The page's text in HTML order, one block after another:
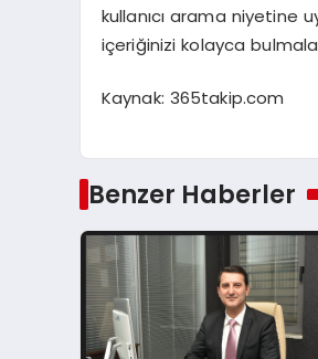
kullanıcı arama niyetine
içeriğinizi kolayca
Kaynak: 365takip.com
Benzer Haberler